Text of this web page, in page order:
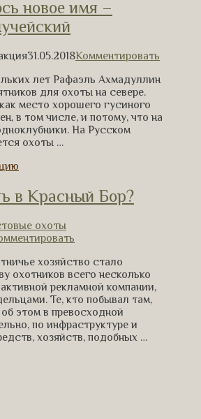
новое имя –
31.05.2018Комментировать
лет Рафаэль Ахмадуллин
для охоты на севере.
место хорошего гусиного
в том числе, и потому, что на
На Русском
охоты …
в Красный Бор?
охоты
хозяйство стало
охотников всего несколько
рекламной компании,
Те, кто побывал там,
этом в превосходной
по инфраструктуре и
хозяйств, подобных …